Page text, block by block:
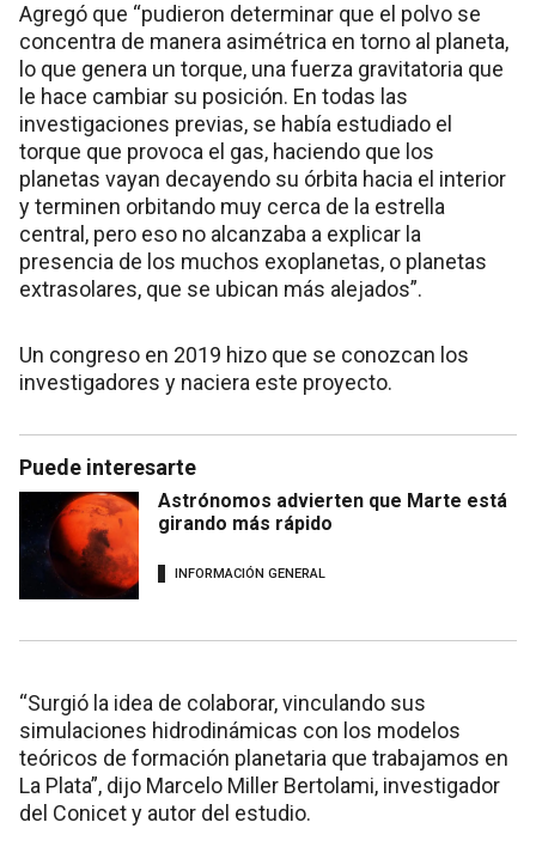
Agregó que “pudieron determinar que el polvo se
concentra de manera asimétrica en torno al planeta,
lo que genera un torque, una fuerza gravitatoria que
le hace cambiar su posición. En todas las
investigaciones previas, se había estudiado el
torque que provoca el gas, haciendo que los
planetas vayan decayendo su órbita hacia el interior
y terminen orbitando muy cerca de la estrella
central, pero eso no alcanzaba a explicar la
presencia de los muchos exoplanetas, o planetas
extrasolares, que se ubican más alejados”.
Un congreso en 2019 hizo que se conozcan los
investigadores y naciera este proyecto.
Puede interesarte
Astrónomos advierten que Marte está
girando más rápido
INFORMACIÓN GENERAL
“Surgió la idea de colaborar, vinculando sus
simulaciones hidrodinámicas con los modelos
teóricos de formación planetaria que trabajamos en
La Plata”, dijo Marcelo Miller Bertolami, investigador
del Conicet y autor del estudio.